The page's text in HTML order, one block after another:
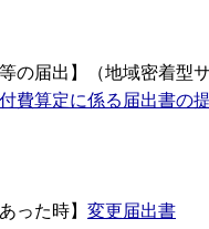
の届出】（地域密着型
費算定に係る届出書の
った時】 変更届出書